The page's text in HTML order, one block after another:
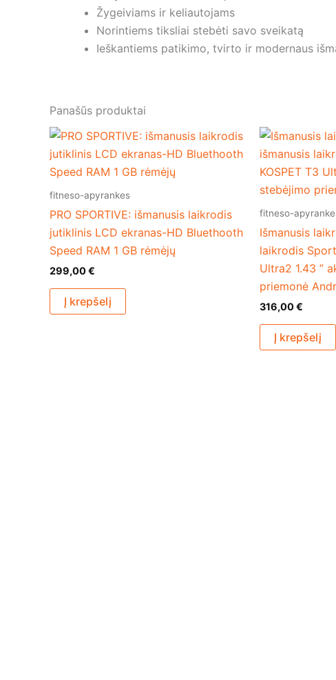
Žygeiviams ir keliautojams
Norintiems tiksliai stebėti savo sveikatą
Ieškantiems patikimo, tvirto ir modernaus
Panašūs produktai
fitneso-apyrankes
PRO SPORTIVE: išmanusis laikrodis
jutiklinis LCD ekranas-HD Bluethooth
Speed RAM 1 GB rėmėjų
299,00€
Į krepšelį
fitneso-
Išmanusis
laikrodis
Ultra2 1.43 ”
priemonė
316,00€
Į krepšelį